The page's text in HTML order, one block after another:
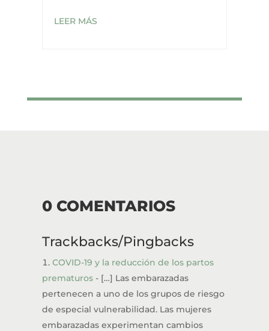
LEER MÁS
0 COMENTARIOS
Trackbacks/Pingbacks
COVID-19 y la reducción de los partos
prematuros- […] Las embarazadas
pertenecen a uno de los grupos de riesgo
de especial vulnerabilidad. Las mujeres
embarazadas experimentan cambios